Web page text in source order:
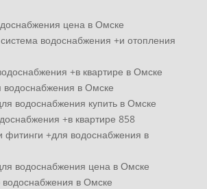
цена в Омске
водоснабжения +и отопления
+в квартире в Омске
водоснабжения в Омске
водоснабжения купить в Омске
+в квартире 858
фитинги +для водоснабжения в
водоснабжения цена в Омске
водоснабжения в Омске